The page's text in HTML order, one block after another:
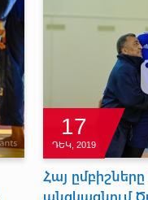
17
ԴԵԿ, 2019
Հայ
անցկացնում